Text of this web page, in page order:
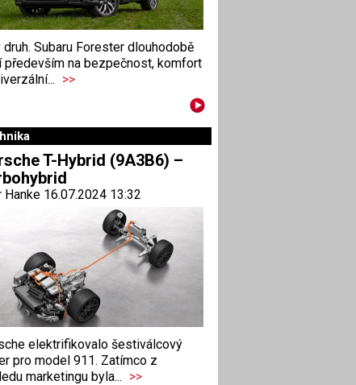
druh. Subaru Forester dlouhodobě
především na bezpečnost, komfort
>>
T-Hybrid (9A3B6) –
Hanke 16.07.2024 13:32
elektrifikovalo šestiválcový
pro model 911. Zatímco z
marketingu byla... >>